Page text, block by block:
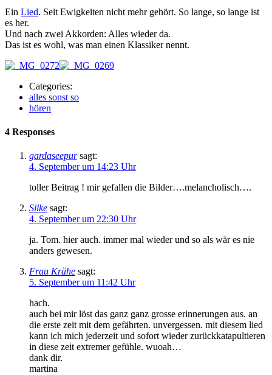
Ein Lied. Seit Ewigkeiten nicht mehr gehört. So lange, so lange ist
es her.
Und nach zwei Akkorden: Alles wieder da.
Das ist es wohl, was man einen Klassiker nennt.
Categories:
alles sonst so
hören
4 Responses
gardaseepur sagt:
4. September um 14:23 Uhr
toller Beitrag ! mir gefallen die Bilder….melancholisch….
Silke sagt:
4. September um 22:30 Uhr
ja. Tom. hier auch. immer mal wieder und so als wär es nie
anders gewesen.
Frau Krähe sagt:
5. September um 11:42 Uhr
hach.
auch bei mir löst das ganz ganz grosse erinnerungen aus. an
die erste zeit mit dem gefährten. unvergessen. mit diesem lied
kann ich mich jederzeit und sofort wieder zurückkatapultieren
in diese zeit extremer gefühle. wuoah…
dank dir.
martina